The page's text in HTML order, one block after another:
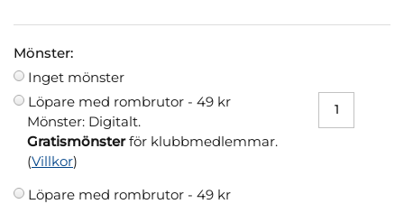
Mönster:
Inget mönster
Löpare med rombrutor - 49 kr
Mönster: Digitalt.
Gratismönsterför klubbmedlemmar.
(Villkor)
Löpare med rombrutor - 49 kr